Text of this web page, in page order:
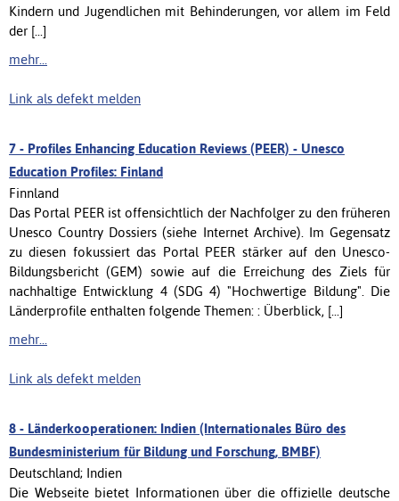
Kindern und Jugendlichen mit Behinderungen, vor allem im Feld
der [...]
mehr...
Link als defekt melden
7 - Profiles Enhancing Education Reviews (PEER) - Unesco
Education Profiles: Finland
Finnland
Das Portal PEER ist offensichtlich der Nachfolger zu den früheren
Unesco Country Dossiers (siehe Internet Archive). Im Gegensatz
zu diesen fokussiert das Portal PEER stärker auf den Unesco-
Bildungsbericht (GEM) sowie auf die Erreichung des Ziels für
nachhaltige Entwicklung 4 (SDG 4) "Hochwertige Bildung". Die
Länderprofile enthalten folgende Themen: : Überblick, [...]
mehr...
Link als defekt melden
8 - Länderkooperationen: Indien (Internationales Büro des
Bundesministerium für Bildung und Forschung, BMBF)
Deutschland; Indien
Die Webseite bietet Informationen über die offizielle deutsche